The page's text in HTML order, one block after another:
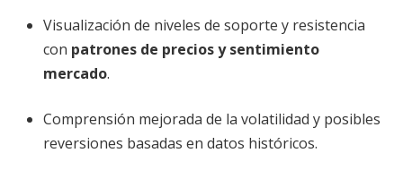
Visualización de niveles de soporte y resistencia
con patrones de precios y sentimiento
mercado.
Comprensión mejorada de la volatilidad y posibles
reversiones basadas en datos históricos.